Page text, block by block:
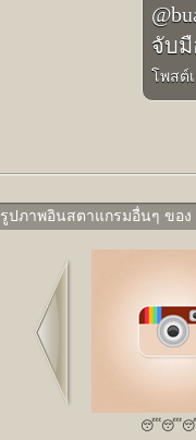
จับ
โพสต์
รูปภาพอินสตาแกรมอื่นๆ ขอ